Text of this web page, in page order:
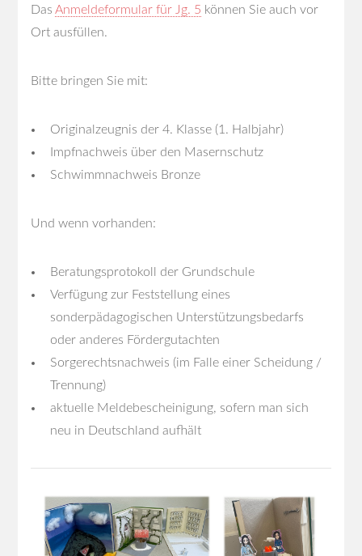
DasAnmeldeformular für Jg. 5 können Sie auch vor
Ort ausfüllen.
Bitte bringen Sie mit:
Originalzeugnis der 4. Klasse (1. Halbjahr)
Impfnachweis über den Masernschutz
Schwimmnachweis Bronze
Und wenn vorhanden:
Beratungsprotokoll der Grundschule
Verfügung zur Feststellung eines
sonderpädagogischen Unterstützungsbedarfs
oder anderes Fördergutachten
Sorgerechtsnachweis (im Falle einer Scheidung /
Trennung)
aktuelle Meldebescheinigung, sofern man sich
neu in Deutschland aufhält